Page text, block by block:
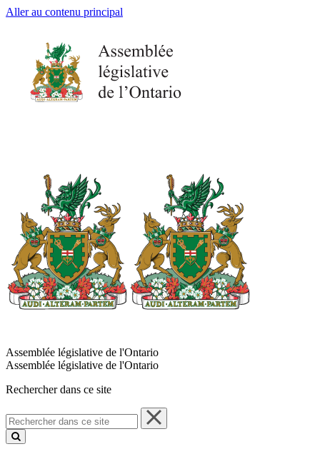
Aller au contenu principal
Assemblée législative de l'Ontario
Assemblée législative de l'Ontario
Rechercher dans ce site
Rechercher
dans
ce